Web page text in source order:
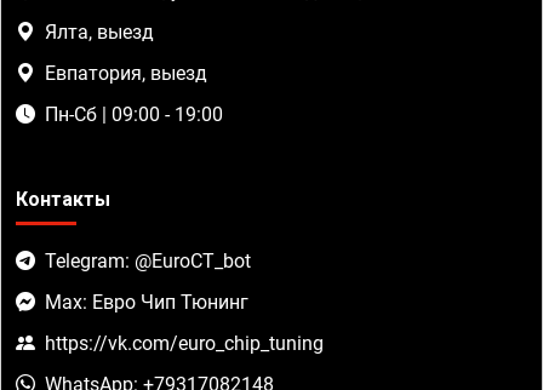
Ялта, выезд
Евпатория, выезд
Пн-Сб | 09:00 - 19:00
Контакты
Telegram: @EuroCT_bot
Max: Евро Чип Тюнинг
https://vk.com/euro_chip_tuning
WhatsApp: +79317082148